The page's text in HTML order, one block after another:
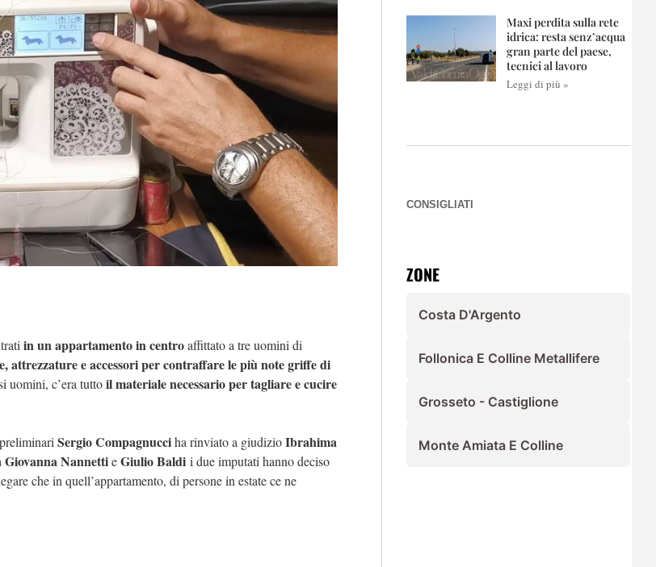
in un appartamento in centroaffittato a tre uomini di
attrezzature e accessori per contraffare le più note griffe di
uomini, c’era tuttoil materiale necessario per tagliare e cucire
Sergio Compagnucciha rinviato a giudizioIbrahima
NannettieGiulio Baldi i due imputati hanno deciso
che in quell’appartamento, di persone in estate ce ne
Maxi perdita sulla rete
idrica: resta senz’acqua
gran parte del paese,
tecnici al lavoro
Leggi di più »
CONSIGLIATI
ZONE
Costa D'Argento
Follonica E Colline Metallifere
Grosseto - Castiglione
Monte Amiata E Colline